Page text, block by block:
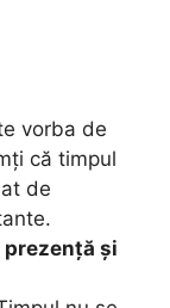
vorba de
că timpul
de
și